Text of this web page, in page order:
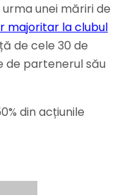
unei măriri de
majoritar la clubul
de cele 30 de
de partenerul său
din acțiunile